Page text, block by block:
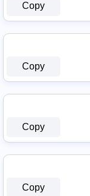
Copy
Copy
Copy
Copy